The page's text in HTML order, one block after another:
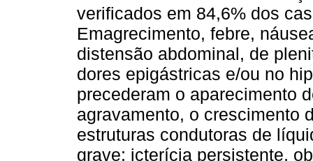
verificados em 84,6% dos
Emagrecimento, febre,
distensão abdominal, de
dores epigástricas e/ou no
precederam o aparecimento
agravamento, o crescimento
estruturas condutoras de
grave: icterícia persistente,